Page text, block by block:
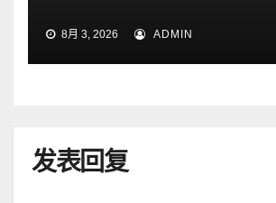
8月 3, 2026 ADMIN
发表回复